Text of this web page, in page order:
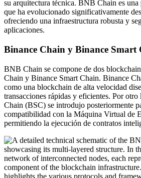
su arquitectura técnica. BNB Chain es
que ha evolucionado significativamente
ofreciendo una infraestructura robusta y
aplicaciones.
Binance Chain y Binance Smart
BNB Chain se compone de dos
Chain y Binance Smart Chain. Binance
como una blockchain de alta velocidad
transacciones rápidas y eficientes. Por
Chain (BSC) se introdujo posteriormente
compatibilidad con la Máquina Virtual de
permitiendo la ejecución de contratos